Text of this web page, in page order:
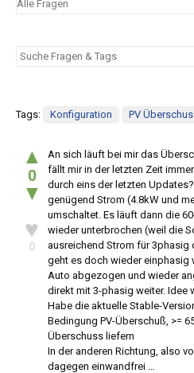
Tags: Konfiguration PV
▲
0
▼
♥
0
An sich läuft bei mir das
fällt mir in der letzten Zeit
durch eins der letzten
genügend Strom (4.8kW und
umschaltet. Es läuft dann die
wieder unterbrochen (weil die
ausreichend Strom für 3phasig
geht es doch wieder einphasig
Auto abgezogen und wieder
direkt mit 3-phasig weiter. Idee
Habe die aktuelle Stable-
Bedingung PV-Überschuß, >=
Überschuss liefern
In der anderen Richtung, also
dagegen einwandfrei …